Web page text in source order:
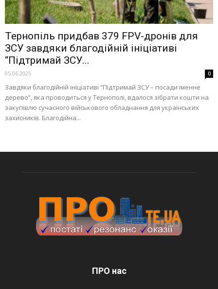
Тернопіль придбав 379 FPV-дронів для
ЗСУ завдяки благодійній ініціативі
“Підтримай ЗСУ...
05.06.2025 0
Завдяки благодійній ініціативі “Підтримай ЗСУ – посади іменне
дерево”, яка проводиться у Тернополі, вдалося зібрати кошти на
закупівлю сучасного військового обладнання для українських
захисників. Благодійна...
ПРО нас